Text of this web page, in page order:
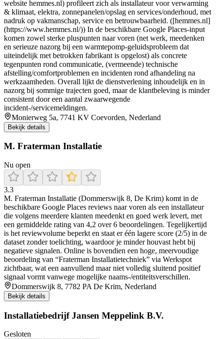
website hemmes.nl) profileert zich als installateur voor verwarming
& klimaat, elektra, zonnepanelen/opslag en services/onderhoud, met
nadruk op vakmanschap, service en betrouwbaarheid. ([hemmes.nl]
(https://www.hemmes.nl/)) In de beschikbare Google Places-input
komen zowel sterke pluspunten naar voren (net werk, meedenken
en serieuze nazorg bij een warmtepomp-geluidsprobleem dat
uiteindelijk met betrokken fabrikant is opgelost) als concrete
tegenpunten rond communicatie, (vermeende) technische
afstelling/comfortproblemen en incidenten rond afhandeling na
werkzaamheden. Overall lijkt de dienstverlening inhoudelijk en in
nazorg bij sommige trajecten goed, maar de klantbeleving is minder
consistent door een aantal zwaarwegende
incident-/servicemeldingen.
Monierweg 5a, 7741 KV Coevorden, Nederland
Bekijk details
M. Fraterman Installatie
Nu open
3.3
M. Fraterman Installatie (Dommerswijk 8, De Krim) komt in de
beschikbare Google Places reviews naar voren als een installateur
die volgens meerdere klanten meedenkt en goed werk levert, met
een gemiddelde rating van 4,2 over 6 beoordelingen. Tegelijkertijd
is het reviewvolume beperkt en staat er één lagere score (2/5) in de
dataset zonder toelichting, waardoor je minder houvast hebt bij
negatieve signalen. Online is bovendien een hoge, meervoudige
beoordeling van “Fraterman Installatietechniek” via Werkspot
zichtbaar, wat een aanvullend maar niet volledig sluitend positief
signaal vormt vanwege mogelijke naams-/entiteitsverschillen.
Dommerswijk 8, 7782 PA De Krim, Nederland
Bekijk details
Installatiebedrijf Jansen Meppelink B.V.
Gesloten